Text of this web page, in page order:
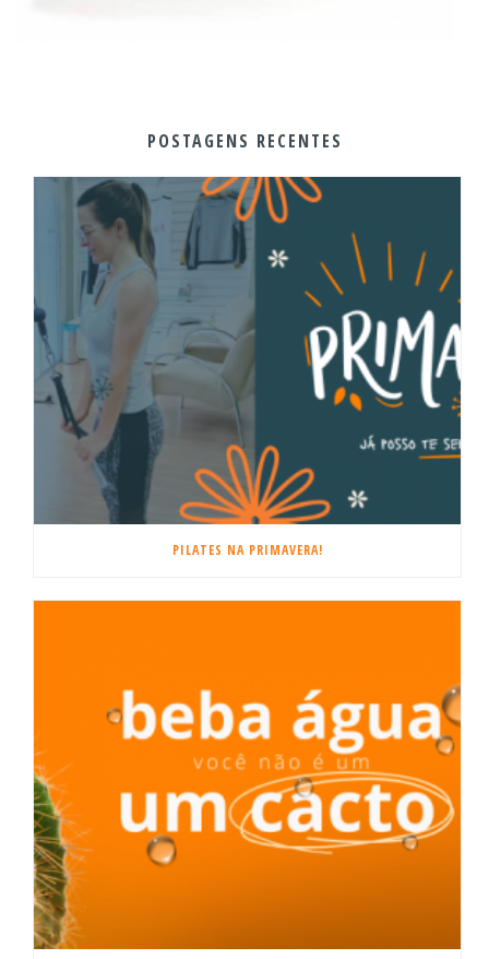
POSTAGENS RECENTES
PILATES NA PRIMAVERA!